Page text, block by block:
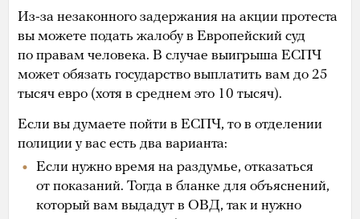
Из-за незаконного задержания на акции протеста
вы можете подать жалобу в Европейский суд
по правам человека. В случае выигрыша ЕСПЧ
может обязать государство выплатить вам до 25
тысяч евро (хотя в среднем это 10 тысяч).
Если вы думаете пойти в ЕСПЧ, то в отделении
полиции у вас есть два варианта:
Если нужно время на раздумье, отказаться
от показаний. Тогда в бланке для объяснений,
который вам выдадут в ОВД, так и нужно